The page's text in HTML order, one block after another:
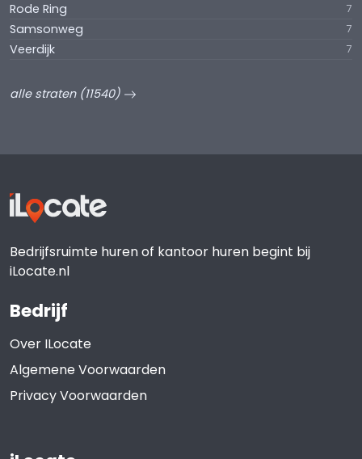
Rode Ring 7
Samsonweg 7
Veerdijk 7
alle straten (11540)
Bedrijfsruimte huren of kantoor huren begint bij
iLocate.nl
Bedrijf
Over ILocate
Algemene Voorwaarden
Privacy Voorwaarden